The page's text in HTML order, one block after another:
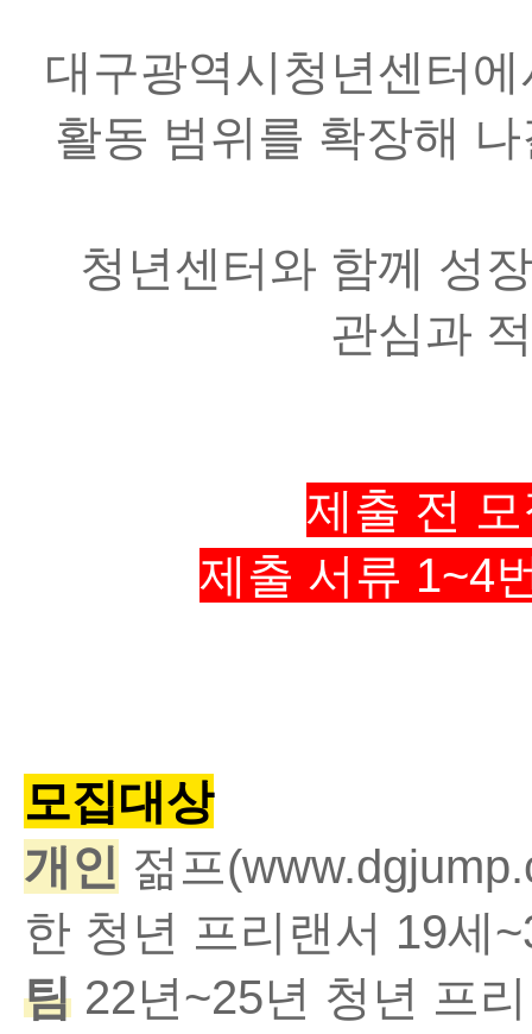
대구광역시청년센터
활동 범위를 확장해
청년센터와 함께 성
관심과
제출 전
제출 서류 1~4
모집대상
개인 젊프
한 청년 프리랜서 19세
팀 22년~25년 청년 프